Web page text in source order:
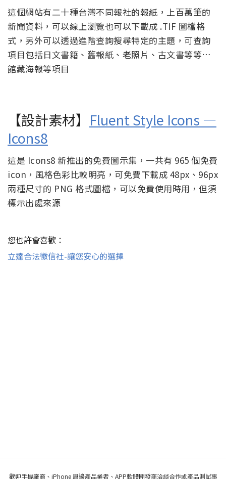
這個網站有二十種台灣不同報社的報紙，上百萬筆的
新聞資料，可以線上瀏覽也可以下載成 .TIF 圖檔格
式，另外可以透過進階查詢搜尋特定的主題，可查詢
項目包括日文書籍、舊報紙、老照片、古文書等等…
館藏海報等項目
【設計素材】 Fluent Style Icons —
Icons8
這是 Icons8 新推出的免費圖示集，一共有 965 個免費
icon，風格色彩比較明亮，可免費下載成 48px、96px
兩種尺寸的 PNG 格式圖檔，可以免費使用時用，但須
標示出處來源
您也許會喜歡：
立達合法徵信社-讓您安心的選擇
歡迎手機廠商、iPhone 周邊產品業者、APP軟體開發商洽談合作或產品測試事